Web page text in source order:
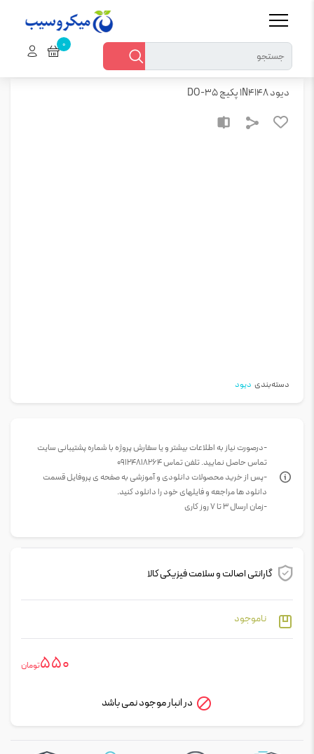
میکروسیب
دیود 1N4148 پکیج DO-35
دسته‌بندی دیود
-درصورت نیاز به اطلاعات بیشتر و یا سفارش پروژه با شماره پشتیبانی سایت
تماس حاصل نمایید. تلفن تماس 09124818264
-پس از خرید محصولات دانلودی و آموزشی به صفحه ی پروفایل قسمت
دانلود ها مراجعه و فایلهای خود را دانلود کنید.
-زمان ارسال 3 تا 7 روز کاری
گارانتی اصالت و سلامت فیزیکی کالا
ناموجود
550تومان
در انبار موجود نمی باشد